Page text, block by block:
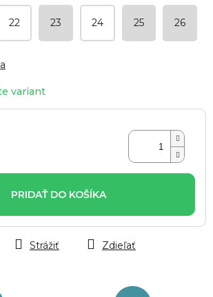
variant
22 23 24 25 26
PRIDAŤ DO KOŠÍKA
Strážiť Zdieľať